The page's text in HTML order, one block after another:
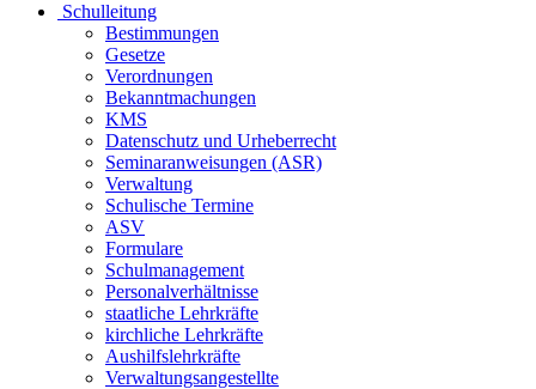
Schulleitung
Bestimmungen
Gesetze
Verordnungen
Bekanntmachungen
KMS
Datenschutz und Urheberrecht
Seminaranweisungen (ASR)
Verwaltung
Schulische Termine
ASV
Formulare
Schulmanagement
Personalverhältnisse
staatliche Lehrkräfte
kirchliche Lehrkräfte
Aushilfslehrkräfte
Verwaltungsangestellte